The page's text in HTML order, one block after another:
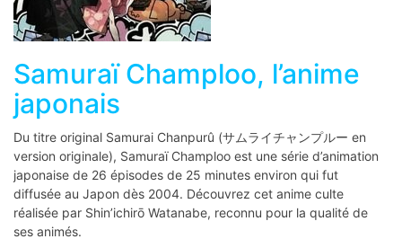
Samuraï Champloo, l’anime
japonais
Du titre original Samurai Chanpurû (サムライチャンプルー en
version originale), Samuraï Champloo est une série d’animation
japonaise de 26 épisodes de 25 minutes environ qui fut
diffusée au Japon dès 2004. Découvrez cet anime culte
réalisée par Shin’ichirō Watanabe, reconnu pour la qualité de
ses animés.